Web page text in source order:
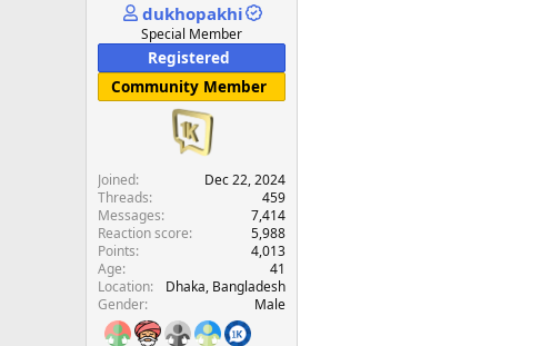
dukhopakhi
Special Member
Registered
Community Member
Joined
Dec 22, 2024
Threads
459
Messages
7,414
Reaction score
5,988
Points
4,013
Age
41
Location
Dhaka, Bangladesh
Gender
Male